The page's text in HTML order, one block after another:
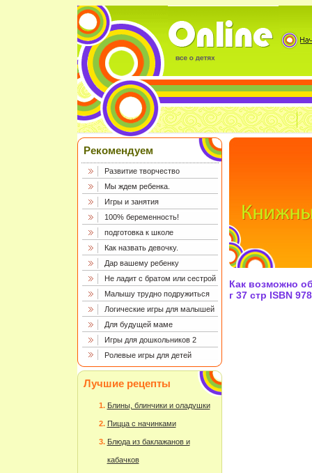
Рекомендуем
Развитие творчество
Мы ждем ребенка.
Игры и занятия
100% беременность!
подготовка к школе
Как назвать девочку.
Дар вашему ребенку
Не ладит с братом или сестрой
Малышу трудно подружиться
Логические игры для малышей
Для будущей маме
Игры для дошкольников 2
Ролевые игры для детей
Лучшие рецепты
Блины, блинчики и оладушки
Пицца с начинками
Блюда из баклажанов и
кабачков
Как возможно
г 37 стр ISBN